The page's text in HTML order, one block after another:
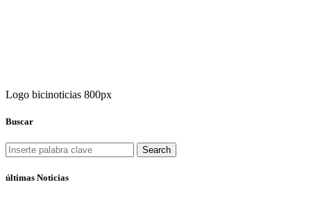
Logo bicinoticias 800px
Buscar
Search
últimas Noticias